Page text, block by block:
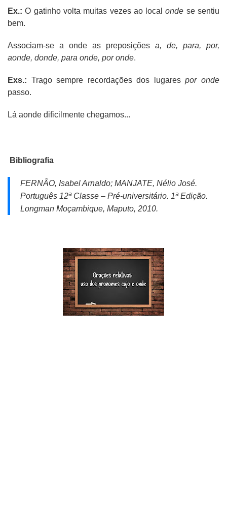
Ex.: O gatinho volta muitas vezes ao localonde se sentiu
bem.
Associam-se a onde as preposições a, de, para, por,
aonde, donde, para onde, por onde.
Exs.: Trago sempre recordações dos lugarespor onde
passo.
Lá aonde dificilmente chegamos...
Bibliografia
FERNÃO, Isabel Arnaldo; MANJATE, Nélio José.
Português 12ª Classe – Pré-universitário. 1ª Edição.
Longman Moçambique, Maputo, 2010.